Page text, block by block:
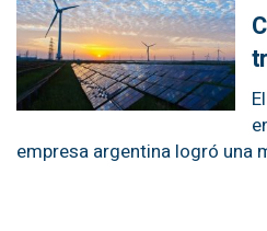
empresa argentina logró una